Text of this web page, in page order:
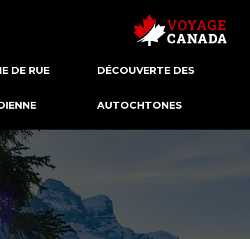
DE RUE DÉCOUVERTE DES
AUTOCHTONES